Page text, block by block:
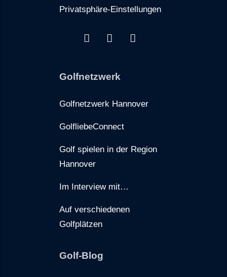
Privatsphäre-Einstellungen
Golfnetzwerk
Golfnetzwerk Hannover
GolfliebeConnect
Golf spielen in der Region
Hannover
Im Interview mit…
Auf verschiedenen
Golfplätzen
Golf-Blog